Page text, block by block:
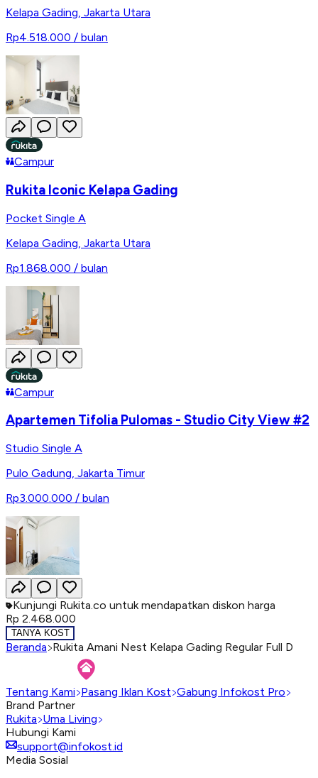
Kelapa Gading, Jakarta Utara
Rp4.518.000 / bulan
Campur
Rukita Iconic Kelapa Gading
Pocket Single A
Kelapa Gading Jakarta Utara
Rp1.868.000 / bulan
Campur
Apartemen Tifolia Pulomas - Studio City View #2
Studio Single A
Pulo Gadung, Jakarta Timur
Rp3.000.000 / bulan
Kunjungi Rukita.co untuk mendapatkan diskon harga
Rp 2.468.000
TANYA KOST
Beranda Rukita Amani Nest Kelapa Gading Regular Full D
Tentang Kami Pasang Iklan Kost Gabung Infokost Pro
Brand Partner
Rukita Uma Living
Hubungi Kami
support@infokost.id
Media Sosial